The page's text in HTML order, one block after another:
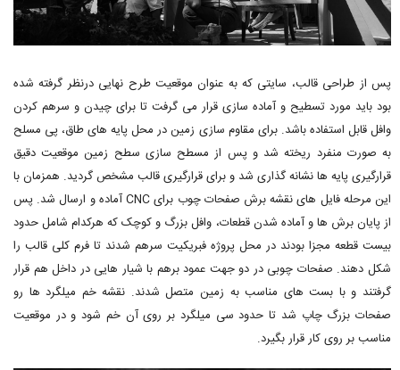
پس از طراحی قالب، سایتی که به عنوان موقعیت طرح نهایی درنظر گرفته شده
بود باید مورد تسطیح و آماده سازی قرار می گرفت تا برای چیدن و سرهم کردن
وافل قابل استفاده باشد. برای مقاوم سازی زمین در محل پایه های طاق، پی مسلح
به صورت منفرد ریخته شد و پس از مسطح سازی سطح زمین موقعیت دقیق
قرارگیری پایه ها نشانه گذاری شد و برای قرارگیری قالب مشخص گردید. همزمان با
این مرحله فایل های نقشه برش صفحات چوب برای CNC آماده و ارسال شد. پس
از پایان برش ها و آماده شدن قطعات، وافل بزرگ و کوچک که هرکدام شامل حدود
بیست قطعه مجزا بودند در محل پروژه فبریکیت سرهم شدند تا فرم کلی قالب را
شکل دهند. صفحات چوبی در دو جهت عمود برهم با شیار هایی در داخل هم قرار
گرفتند و با بست های مناسب به زمین متصل شدند. نقشه خم میلگرد ها رو
صفحات بزرگ چاپ شد تا حدود سی میلگرد بر روی آن خم شود و در موقعیت
مناسب بر روی کار قرار بگیرد.